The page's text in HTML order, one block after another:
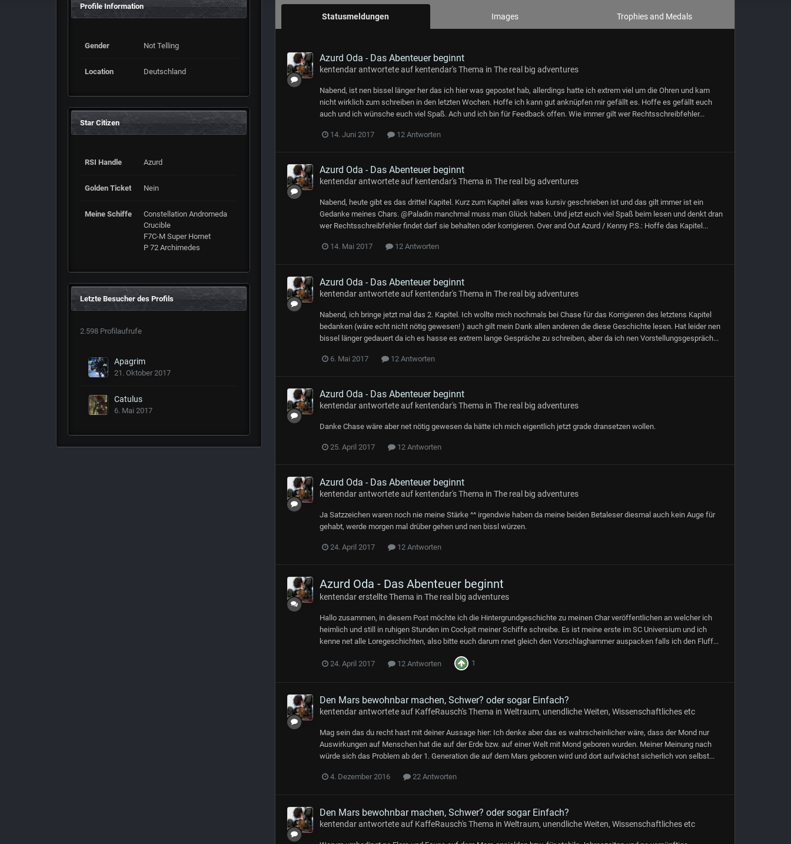
Profile Information
Gender Not Telling
Location Deutschland
Star Citizen
RSI Handle Azurd
Golden Ticket Nein
Meine Schiffe
Constellation Andromeda
Crucible
F7C-M Super Hornet
P 72 Archimedes
Letzte Besucher des Profils
2.598 Profilaufrufe
Apagrim
21. Oktober 2017
Catulus
6. Mai 2017
Statusmeldungen Images Trophies and Medals
Azurd Oda - Das Abenteuer beginnt
kentendarantwortete auf kentendar's Thema in The real big adventures
Nabend, ist nen bissel länger her das ich hier was gepostet hab, allerdings hatte ich extrem viel um die Ohren und kam
nicht wirklich zum schreiben in den letzten Wochen. Hoffe ich kann gut anknüpfen mir gefällt es. Hoffe es gefällt euch
auch und ich wünsche euch viel Spaß. Ach und ich bin für Feedback offen. Wie immer gilt wer Rechtsschreibfehler...
14. Juni 2017 12 Antworten
Azurd Oda - Das Abenteuer beginnt
kentendarantwortete auf kentendar's Thema in The real big adventures
Nabend, heute gibt es das drittel Kapitel. Kurz zum Kapitel alles was kursiv geschrieben ist und das gilt immer ist ein
Gedanke meines Chars. @Paladin manchmal muss man Glück haben. Und jetzt euch viel Spaß beim lesen und denkt dran
wer Rechtsschreibfehler findet darf sie behalten oder korrigieren. Over and Out Azurd / Kenny P.S.: Hoffe das Kapitel...
14. Mai 2017 12 Antworten
Azurd Oda - Das Abenteuer beginnt
kentendarantwortete auf kentendar's Thema in The real big adventures
Nabend, ich bringe jetzt mal das 2. Kapitel. Ich wollte mich nochmals bei Chase für das Korrigieren des letztens Kapitel
bedanken (wäre echt nicht nötig gewesen! ) auch gilt mein Dank allen anderen die diese Geschichte lesen. Hat leider nen
bissel länger gedauert da ich es hasse es extrem lange Gespräche zu schreiben, aber da ich nen Vorstellungsgespräch...
6. Mai 2017 12 Antworten
Azurd Oda - Das Abenteuer beginnt
kentendarantwortete auf kentendar's Thema in The real big adventures
Danke Chase wäre aber net nötig gewesen da hätte ich mich eigentlich jetzt grade dransetzen wollen.
25. April 2017 12 Antworten
Azurd Oda - Das Abenteuer beginnt
kentendarantwortete auf kentendar's Thema in The real big adventures
Ja Satzzeichen waren noch nie meine Stärke ^^ irgendwie haben da meine beiden Betaleser diesmal auch kein Auge für
gehabt, werde morgen mal drüber gehen und nen bissl würzen.
24. April 2017 12 Antworten
Azurd Oda - Das Abenteuer beginnt
kentendarerstellte Thema in The real big adventures
Hallo zusammen, in diesem Post möchte ich die Hintergrundgeschichte zu meinen Char veröffentlichen an welcher ich
heimlich und still in ruhigen Stunden im Cockpit meiner Schiffe schreibe. Es ist meine erste im SC Universium und ich
kenne net alle Loregeschichten, also bitte euch darum nnet gleich den Vorschlaghammer auspacken falls ich den Fluff...
24. April 2017 12 Antworten 1
Den Mars bewohnbar machen, Schwer? oder sogar Einfach?
kentendarantwortete auf KaffeRausch's Thema in Weltraum, unendliche Weiten, Wissenschaftliches etc
Mag sein das du recht hast mit deiner Aussage hier: Ich denke aber das es wahrscheinlicher wäre, dass der Mond nur
Auswirkungen auf Menschen hat die auf der Erde bzw. auf einer Welt mit Mond geboren wurden. Meiner Meinung nach
würde sich das Problem ab der 1. Generation die auf dem Mars geboren wird und dort aufwächst sicherlich von selbst...
4. Dezember 2016 22 Antworten
Den Mars bewohnbar machen, Schwer? oder sogar Einfach?
kentendarantwortete auf KaffeRausch's Thema in Weltraum, unendliche Weiten, Wissenschaftliches etc